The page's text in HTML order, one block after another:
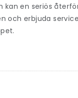
kan en seriös
och erbjuda